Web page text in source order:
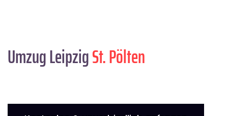
Umzug LeipzigSt. Pölten